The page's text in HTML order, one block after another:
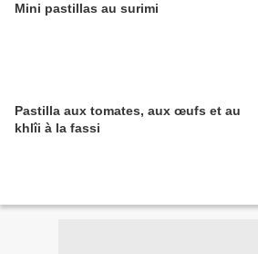
Mini pastillas au surimi
Pastilla aux tomates, aux œufs et au
khlîi à la fassi